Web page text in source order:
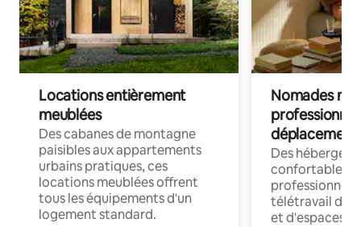
Locations entièrement
meublées
Des cabanes de montagne
paisibles aux appartements
urbains pratiques, ces
locations meublées offrent
tous les équipements d'un
logement standard.
Nomades
déplacement
Des
confortables
professionnels
télétravail
et d'espaces